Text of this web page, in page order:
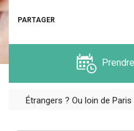
PARTAGER
Étrangers ? Ou loin de